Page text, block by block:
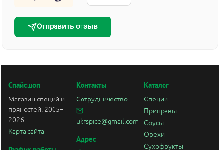
Отправить отзыв
Спайсшоп
Магазин специй и
пряностей, 2005–
2026
Карта сайта
Контакты
Сотрудничество
ukrspice@gmail.com
Адрес
Каталог
Специи
Приправы
Соусы
Орехи
Сухофрукты